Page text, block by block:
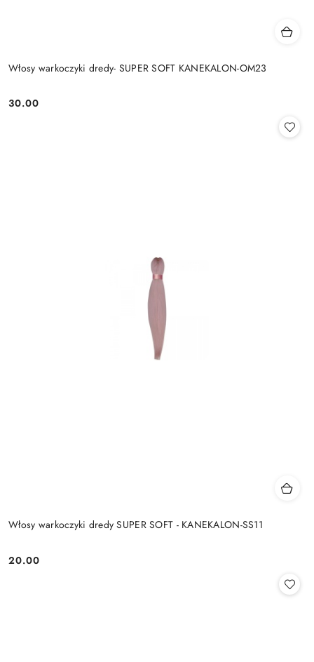
Włosy warkoczyki dredy- SUPER SOFT KANEKALON-OM23
Cena:
30.00
Włosy warkoczyki dredy SUPER SOFT - KANEKALON-SS11
Cena:
20.00